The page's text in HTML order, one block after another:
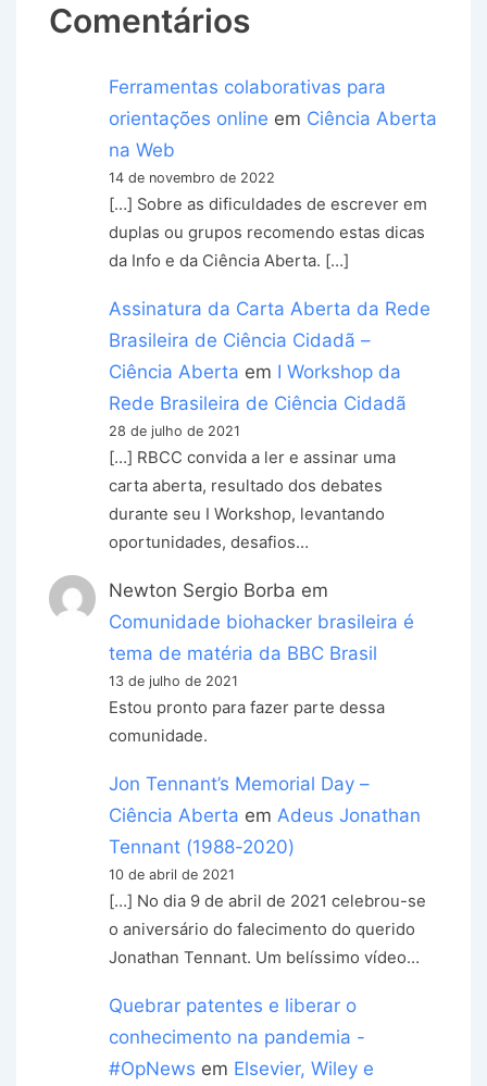
Comentários
Ferramentas colaborativas para
orientações online em Ciência Aberta
na Web
14 de novembro de 2022
[…] Sobre as dificuldades de escrever em
duplas ou grupos recomendo estas dicas
da Info e da Ciência Aberta. […]
Assinatura da Carta Aberta da Rede
Brasileira de Ciência Cidadã –
Ciência Aberta em I Workshop da
Rede Brasileira de Ciência Cidadã
28 de julho de 2021
[…] RBCC convida a ler e assinar uma
carta aberta, resultado dos debates
durante seu I Workshop, levantando
oportunidades, desafios…
Newton Sergio Borba em
Comunidade biohacker brasileira é
tema de matéria da BBC Brasil
13 de julho de 2021
Estou pronto para fazer parte dessa
comunidade.
Jon Tennant’s Memorial Day –
Ciência Aberta emAdeus Jonathan
Tennant (1988-2020)
10 de abril de 2021
[…] No dia 9 de abril de 2021 celebrou-se
o aniversário do falecimento do querido
Jonathan Tennant. Um belíssimo vídeo…
Quebrar patentes e liberar o
conhecimento na pandemia -
#OpNews em Elsevier, Wiley e